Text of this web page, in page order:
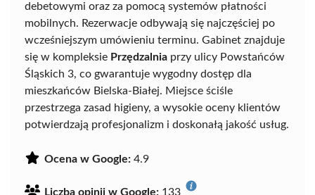
debetowymi oraz za pomocą systemów płatności
mobilnych. Rezerwacje odbywają się najczęściej po
wcześniejszym umówieniu terminu. Gabinet znajduje
się w kompleksie Przędzalnia przy ulicy Powstańców
Śląskich 3, co gwarantuje wygodny dostęp dla
mieszkańców Bielska-Białej. Miejsce ściśle
przestrzega zasad higieny, a wysokie oceny klientów
potwierdzają profesjonalizm i doskonałą jakość usług.
Ocena w Google: 4.9
Liczba opinii w Google: 133